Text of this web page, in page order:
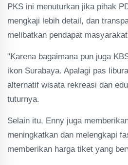
PKS ini menuturkan jika pihak
mengkaji lebih detail, dan
melibatkan pendapat
"Karena bagaimana pun juga
ikon Surabaya. Apalagi pas
alternatif wisata rekreasi dan
tuturnya.
Selain itu, Enny juga
meningkatkan dan melengkapi
memberikan harga tiket yang